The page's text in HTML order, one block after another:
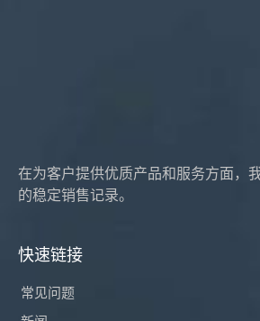
在为客户提供优质产品和服务方面，
的稳定销售记录。
快速链接
常见问题